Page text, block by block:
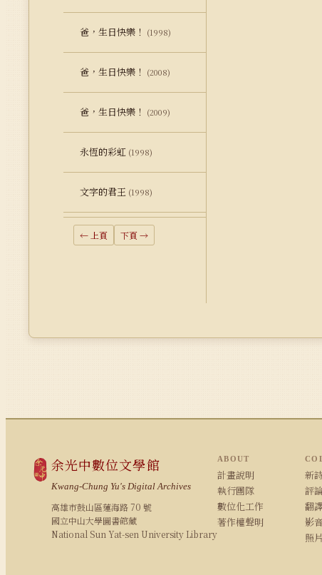
爸，生日快樂！ (1998)
爸，生日快樂！ (2008)
爸，生日快樂！ (2009)
永恆的彩虹 (1998)
文字的君王 (1998)
← 上頁 下頁 →
余光中數位文學館
Kwang-Chung Yu's Digital Archives
高雄市鼓山區蓮海路 70 號
國立中山大學圖書館藏
National Sun Yat-sen University Library
ABOUT
計畫說明
執行團隊
數位化工作
著作權聲明
新
評
翻
影
照片